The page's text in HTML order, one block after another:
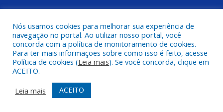
Todos os direitos reservados a Câmara Municipal de Alenquer.
Mapa do Site
Acessar Área Administrativa
Acessar Webmail
Nós usamos cookies para melhorar sua experiência de
navegação no portal. Ao utilizar nosso portal, você
concorda com a política de monitoramento de cookies.
Para ter mais informações sobre como isso é feito, acesse
Política de cookies (Leia mais). Se você concorda, clique em
ACEITO.
Leia mais
ACEITO